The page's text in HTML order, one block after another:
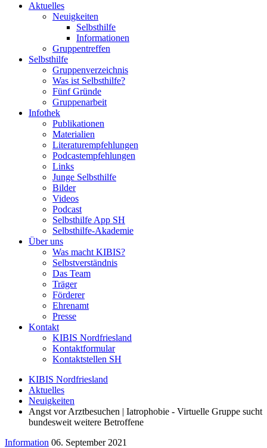
Aktuelles
Neuigkeiten
Selbsthilfe
Informationen
Gruppentreffen
Selbsthilfe
Gruppenverzeichnis
Was ist Selbsthilfe?
Fünf Gründe
Gruppenarbeit
Infothek
Publikationen
Materialien
Literaturempfehlungen
Podcastempfehlungen
Links
Junge Selbsthilfe
Bilder
Videos
Podcast
Selbsthilfe App SH
Selbsthilfe-Akademie
Über uns
Was macht KIBIS?
Selbstverständnis
Das Team
Träger
Förderer
Ehrenamt
Presse
Kontakt
KIBIS Nordfriesland
Kontaktformular
Kontaktstellen SH
KIBIS Nordfriesland
Aktuelles
Neuigkeiten
Angst vor Arztbesuchen | Iatrophobie - Virtuelle Gruppe sucht
bundesweit weitere Betroffene
Information 06. September 2021